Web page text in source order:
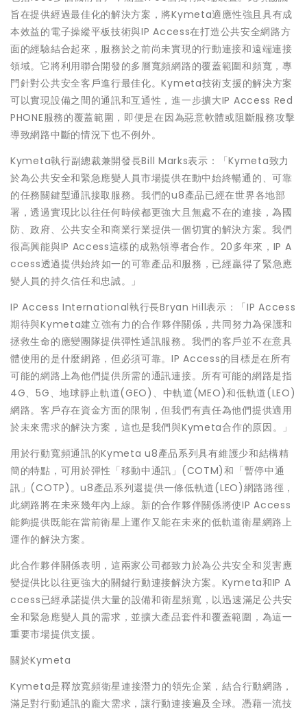
旨在提供經過最佳化的解決方案，將Kymeta適應性強且具有成
本效益的電子操縱平板技術與IP Access在打造公共安全網路方
面的經驗結合起來，服務於之前尚未實現的行動連接和遠端連接
領域。它將利用聯合開發的多層寬頻網路的覆蓋範圍和頻寬，專
門針對公共安全客戶進行最佳化。Kymeta技術支援的解決方案
可以實現設備之間的通訊和互通性，進一步擴大IP Access Red
PHONE服務的覆蓋範圍，即便是在因為惡意軟體或阻斷服務攻擊
導致網路中斷的情況下也不例外。
Kymeta執行副總裁兼開發長Bill Marks表示：「Kymeta致力
於為公共安全和緊急應變人員市場提供在動中始終暢通的、可靠
的任務關鍵型通訊接取服務。我們的u8產品已經在世界各地部
署，透過實現比以往任何時候都更強大且無處不在的連接，為國
防、政府、公共安全和商業行業提供一個切實的解決方案。我們
很高興能與IP Access這樣的成熟領導者合作。20多年來，IP A
ccess透過提供始終如一的可靠產品和服務，已經贏得了緊急應
變人員的持久信任和忠誠。」
IP Access International執行長Bryan Hill表示：「IP Access
期待與Kymeta建立強有力的合作夥伴關係，共同努力為保護和
拯救生命的應變團隊提供彈性通訊服務。我們的客戶並不在意具
體使用的是什麼網路，但必須可靠。IP Access的目標是在所有
可能的網路上為他們提供所需的通訊連接。所有可能的網路是指
4G、5G、地球靜止軌道(GEO)、中軌道(MEO)和低軌道(LEO)
網路。客戶存在資金方面的限制，但我們有責任為他們提供適用
於未來需求的解決方案，這也是我們與Kymeta合作的原因。」
用於行動寬頻通訊的Kymeta u8產品系列具有維護少和結構精
簡的特點，可用於彈性「移動中通訊」(COTM)和「暫停中通
訊」(COTP)。u8產品系列還提供一條低軌道(LEO)網路路徑，
此網路將在未來幾年內上線。新的合作夥伴關係將使IP Access
能夠提供既能在當前衛星上運作又能在未來的低軌道衛星網路上
運作的解決方案。
此合作夥伴關係表明，這兩家公司都致力於為公共安全和災害應
變提供比以往更強大的關鍵行動連接解決方案。Kymeta和IP A
ccess已經承諾提供大量的設備和衛星頻寬，以迅速滿足公共安
全和緊急應變人員的需求，並擴大產品套件和覆蓋範圍，為這一
重要市場提供支援。
關於Kymeta
Kymeta是釋放寬頻衛星連接潛力的領先企業，結合行動網路，
滿足對行動通訊的龐大需求，讓行動連接遍及全球。憑藉一流技